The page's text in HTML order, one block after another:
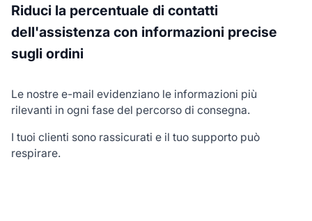
Riduci la percentuale di contatti
dell'assistenza con informazioni precise
sugli ordini
Le nostre e-mail evidenziano le informazioni più
rilevanti in ogni fase del percorso di consegna.
I tuoi clienti sono rassicurati e il tuo supporto può
respirare.